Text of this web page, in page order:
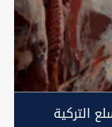
التركية